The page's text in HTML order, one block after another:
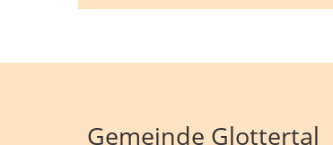
Gemeinde Glottertal